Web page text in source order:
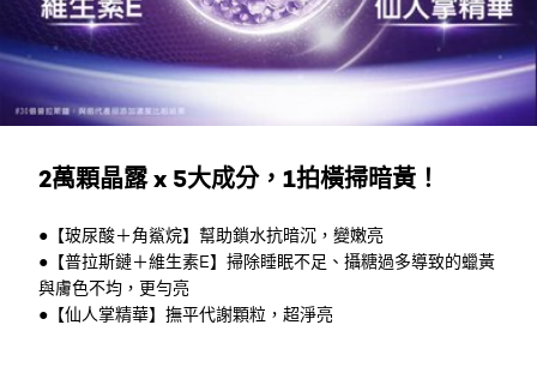
2萬顆晶露 x 5大成分，1拍橫掃暗黃！
●【玻尿酸＋角鯊烷】幫助鎖水抗暗沉，變嫩亮
●【普拉斯鏈＋維生素E】掃除睡眠不足、攝糖過多導致的蠟黃
與膚色不均，更勻亮
●【仙人掌精華】撫平代謝顆粒，超淨亮